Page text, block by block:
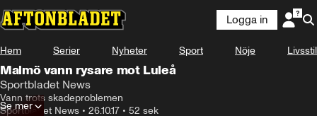
Logga in
Hem Serier Nyheter Sport Nöje Livsstil
Malmö vann rysare mot Luleå
Sportbladet News
Vann trots skadeproblemen
Sportbladet News • 26.10.17 • 52 sek
Se mer